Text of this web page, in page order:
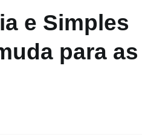
e Simples
para as